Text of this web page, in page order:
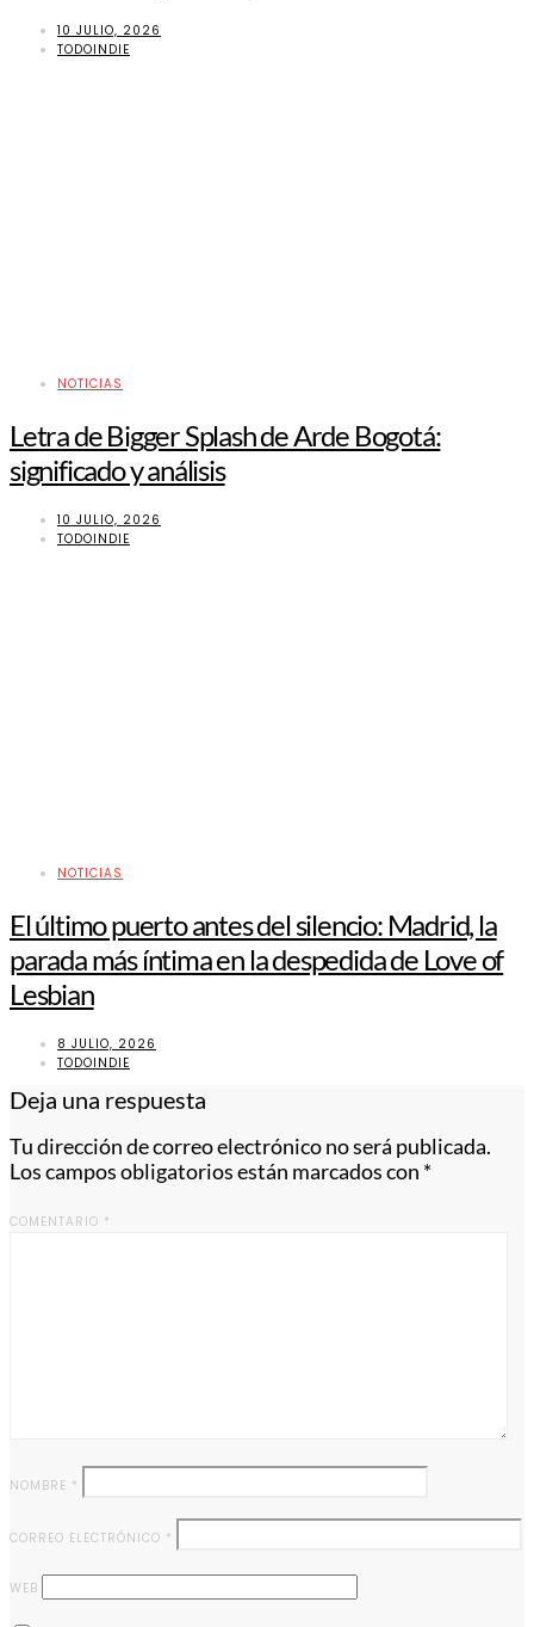
10 JULIO, 2026
TODOINDIE
NOTICIAS
Letra de Bigger Splash de Arde Bogotá:
significado y análisis
10 JULIO, 2026
TODOINDIE
NOTICIAS
El último puerto antes del silencio: Madrid, la
parada más íntima en la despedida de Love of
Lesbian
8 JULIO, 2026
TODOINDIE
Deja una respuesta
Tu dirección de correo electrónico no será publicada.
Los campos obligatorios están marcados con *
COMENTARIO *
NOMBRE *
CORREO ELECTRÓNICO *
WEB